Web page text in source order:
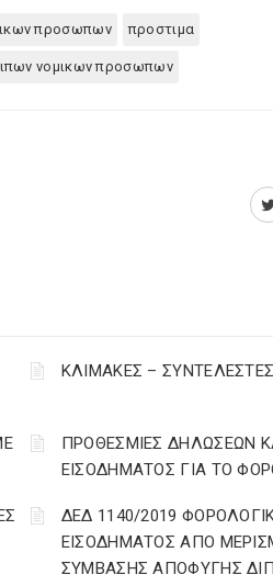
προσωπων προστιμα
νομικων προσωπων
ΚΛΙΜΑΚΕΣ –
ΠΡΟΘΕΣΜΙΕΣ ΔΗΛΩΣΕΩΝ
ΕΙΣΟΔΗΜΑΤΟΣ ΓΙΑ ΤΟ
ΔΕΔ 1140/2019
ΕΙΣΟΔΗΜΑΤΟΣ ΑΠΟ
ΣΥΜΒΑΣΗΣ ΑΠΟΦΥΓΗΣ